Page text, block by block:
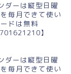
ダーは縦型日曜
毎月できて使い
ドは無料
】
ダーは縦型日曜
毎月できて使い